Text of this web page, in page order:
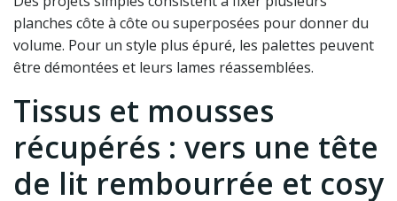
planches côte à côte ou superposées pour donner du
volume. Pour un style plus épuré, les palettes peuvent
être démontées et leurs lames réassemblées.
Tissus et mousses
récupérés : vers une tête
de lit rembourrée et cosy